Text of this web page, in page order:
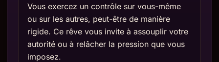
Vous exercez un contrôle sur vous-même
ou sur les autres, peut-être de manière
rigide. Ce rêve vous invite à assouplir votre
autorité ou à relâcher la pression que vous
imposez.